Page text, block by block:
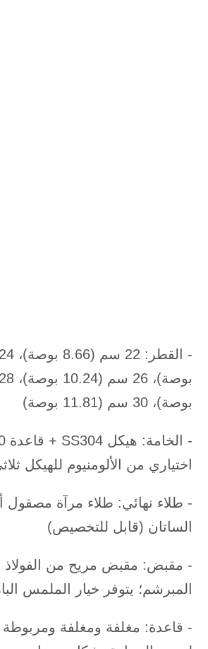
بوصة)، 30 سم (11.81 بوصة)
اختياري من الألومنيوم للهيكل
- طلاء نهائي: طلاء مرآة
الساتان (قابل للتخصيص)
- مقبض: مقبض مريح من الفولاذ
المبرشم؛ يتوفر خيار الملمس
- قاعدة: مغلفة ومغلفة